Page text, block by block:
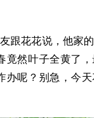
跟花花说，他家
竟然叶子全黄了
办呢？别急，今